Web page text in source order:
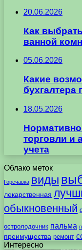
20.06.2026
Как
ванной
05.06.2026
Какие
бухгалтера
18.05.2026
торговли и
учета
Облако меток
Горечавка виды
лекарственная
обыкновенный
остролодочник пальма
преимущества ремонт
Интересно